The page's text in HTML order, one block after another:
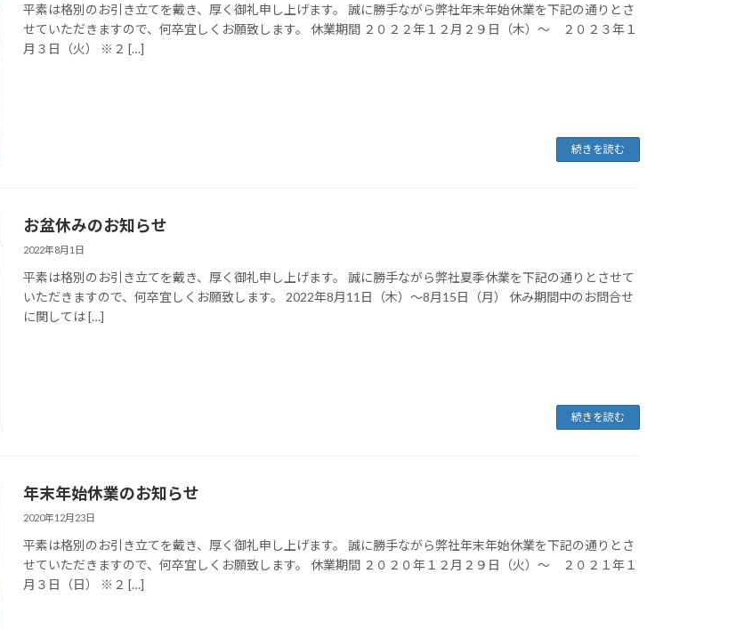
平素は格別のお引き立てを戴き、厚く御礼申し上げます。 誠に勝手ながら弊社年末年始休業を下記の通りとさ
せていただきますので、何卒宜しくお願致します。 休業期間 ２０２２年１２月２９日（木）～ ２０２３年１
月３日（火） ※２ […]
続きを読む
お盆休みのお知らせ
2022年8月1日
平素は格別のお引き立てを戴き、厚く御礼申し上げます。 誠に勝手ながら弊社夏季休業を下記の通りとさせて
いただきますので、何卒宜しくお願致します。 2022年8月11日（木）～8月15日（月） 休み期間中のお問合せ
に関しては […]
続きを読む
年末年始休業のお知らせ
2020年12月23日
平素は格別のお引き立てを戴き、厚く御礼申し上げます。 誠に勝手ながら弊社年末年始休業を下記の通りとさ
せていただきますので、何卒宜しくお願致します。 休業期間 ２０２０年１２月２９日（火）～ ２０２１年１
月３日（日） ※２ […]